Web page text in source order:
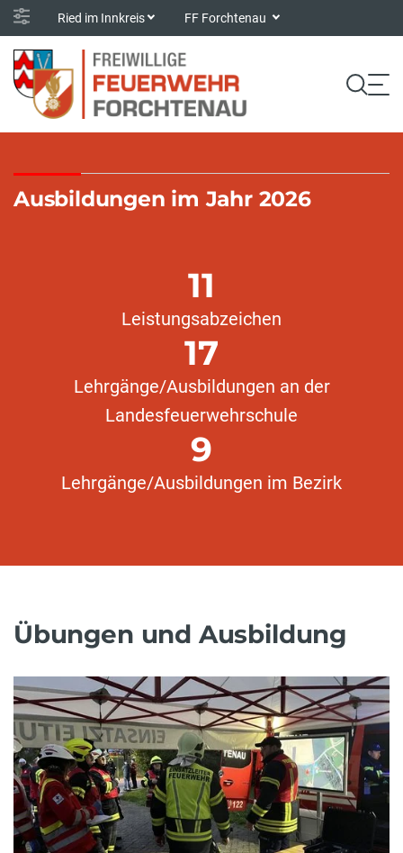
Ried im Innkreis FF Forchtenau
Ausbildungen im Jahr 2026
11
Leistungsabzeichen
17
Lehrgänge/Ausbildungen an der
Landesfeuerwehrschule
9
Lehrgänge/Ausbildungen im Bezirk
Übungen und Ausbildung